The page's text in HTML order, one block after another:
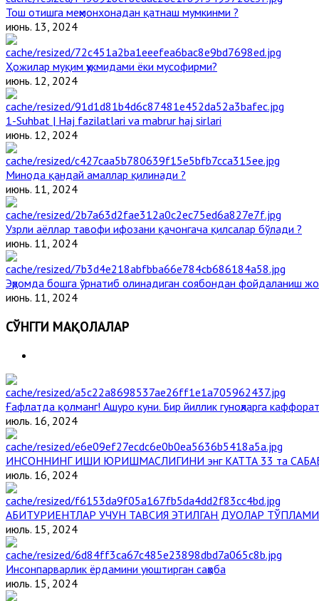
Тош отишга меҳмонхонадан қатнаш мумкинми ?
июнь. 13, 2024
Ҳожилар муқим ҳукмидами ёки мусофирми?
июнь. 12, 2024
1-Suhbat | Haj fazilatlari va mabrur haj sirlari
июнь. 12, 2024
Минода қандай амаллар қилинади ?
июнь. 11, 2024
Узрли аёллар тавофи ифозани қачонгача қилсалар бўлади ?
июнь. 11, 2024
Эҳромда бошга ўрнатиб олинадиган соябондан фойдаланиш
июнь. 11, 2024
СЎНГГИ МАҚОЛАЛАР
Ғафлатда қолманг! Ашуро куни. Бир йиллик гуноҳларга
июль. 16, 2024
ИНСОННИНГ ИШИ ЮРИШМАСЛИГИНИ энг КАТТА 33 та
июль. 16, 2024
АБИТУРИЕНТЛАР УЧУН ТАВСИЯ ЭТИЛГАН ДУОЛАР ТЎПЛАМИ
июль. 15, 2024
Инсонпарварлик ёрдамини уюштирган саҳоба
июль. 15, 2024